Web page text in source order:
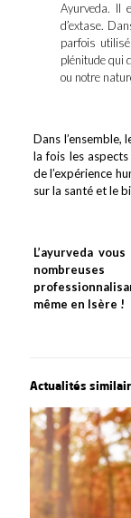
Ayurveda. Il
d’extase.
parfois
plénitude qui
ou notre
Dans l’ensemble,
la fois les
de l’expérience
sur la santé et le
L’ayurveda
même en Isère !
Actualités